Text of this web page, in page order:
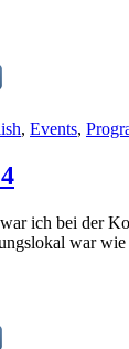
, Events,
ich bei der
war